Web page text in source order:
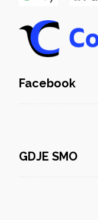
Facebook
GDJE SMO